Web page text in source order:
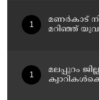
മണർകാട്
മറിഞ്ഞ്
മലപ്പുറം